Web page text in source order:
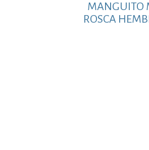
MANGUITO
ROSCA